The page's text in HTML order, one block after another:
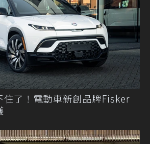
住了！電動車新創品牌Fisker